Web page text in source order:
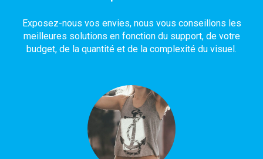
Exposez-nous vos envies, nous vous conseillons les
meilleures solutions en fonction du support, de votre
budget, de la quantité et de la complexité du visuel.